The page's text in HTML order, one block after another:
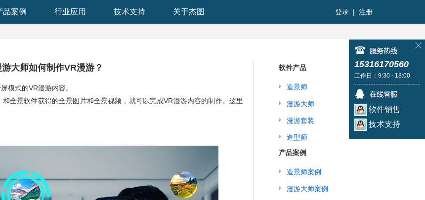
品案例 行业应用 技术支持 关于杰图 登录 | 注册
大师如何制作VR漫游？
模式的VR漫游内容。
全景软件获得的全景图片和全景视频，就可以完成VR漫游内容的制作。这里
软件产品
造景师
漫游大师
漫游套装
造型师
产品案例
造景师案例
漫游大师案例
15316170560
工作日：9:30 - 18:00
软件销售
技术支持